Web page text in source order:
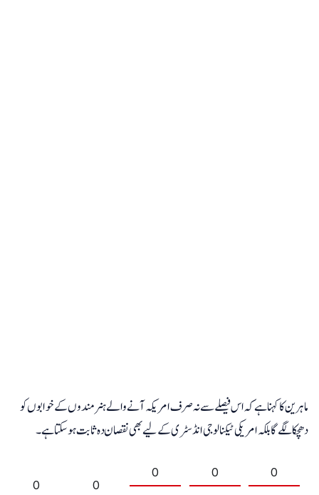
ماہرین کا کہنا ہے کہ اس فیصلے سے نہ صرف امریکہ آنے والے ہنر مندوں کے خوابوں کو
دھچکا لگے گا بلکہ امریکی ٹیکنالوجی انڈسٹری کے لیے بھی نقصان دہ ثابت ہو سکتا ہے۔
0 0
0 0 0